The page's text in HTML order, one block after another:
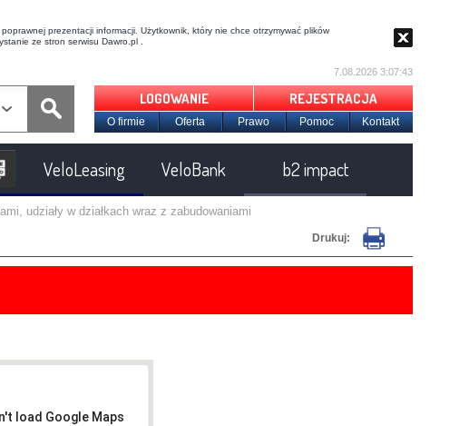
prezentacji informacji. Użytkownik, który nie chce otrzymywać plików
ze stron serwisu Dawro.pl .
7.08.2026 3:07:43
LOGOWANIE REJESTRACJA
O firmie Oferta Prawo Pomoc Kontakt
VeloLeasing VeloBank b2 impact
udziały w działkach wraz z zabudowaniami
Drukuj:
load Google Maps